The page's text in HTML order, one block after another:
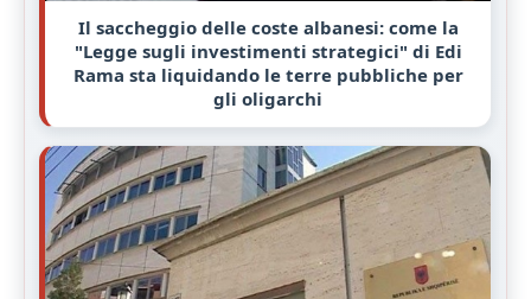
Il saccheggio delle coste albanesi: come la
"Legge sugli investimenti strategici" di Edi
Rama sta liquidando le terre pubbliche per
gli oligarchi